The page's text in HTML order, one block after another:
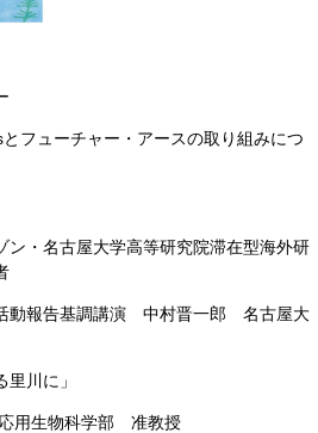
とフューチャー・アースの取り組みにつ
ン・名古屋大学高等研究院滞在型海外研
動報告基調講演 中村晋一郎 名古屋大
里川に」
用生物科学部 准教授